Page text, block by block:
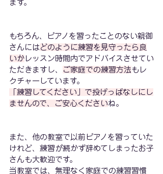
ます。
もちろん、ピアノを習ったことのない親御
さんには どのように練習を見守ったら良
いか レッスン時間内でアドバイスさせてい
ただきますし、
ご家庭での練習方法もレ
クチャーしています。
「練習してください」で投げっぱなしにし
ませんので、ご安心くださいね。
また、他の教室で以前ピアノを習っていた
けれど、練習が続かず辞めてしまったお子
さんも大歓迎です。
当教室では、無理なく家庭での練習習慣